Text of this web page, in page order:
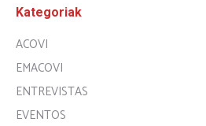
Kategoriak
ACOVI
EMACOVI
ENTREVISTAS
EVENTOS